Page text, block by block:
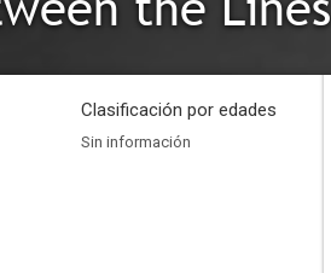
Clasificación por edades
Sin información